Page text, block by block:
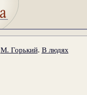
М. Горький. В людях